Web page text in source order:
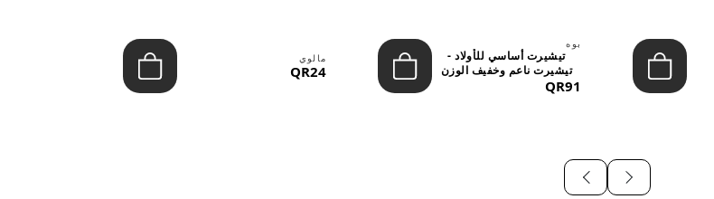
بوه
تيشيرت أساسي للأولاد -
تيشيرت ناعم وخفيف الوزن
QR91
مالوي
QR24